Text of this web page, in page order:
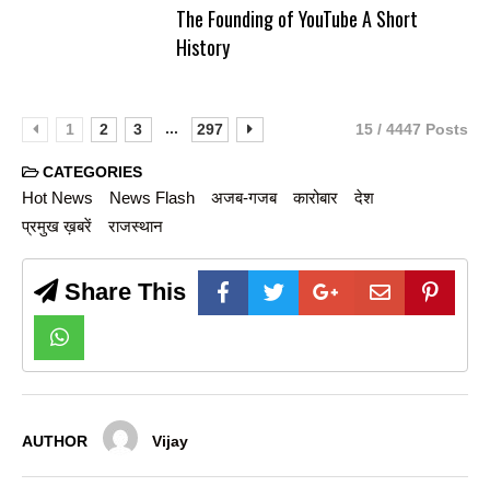
The Founding of YouTube A Short
History
1 2 3 ... 297 15 / 4447 Posts
CATEGORIES
Hot News News Flash अजब-गजब कारोबार
देश
प्रमुख ख़बरें
राजस्थान
Share This
AUTHOR Vijay